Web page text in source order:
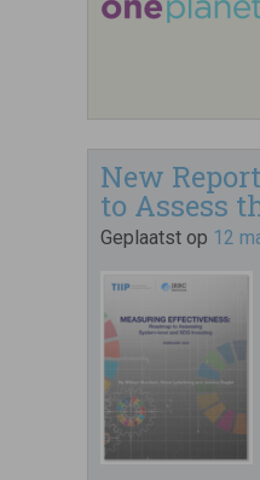
New
to Assess
Geplaatst op 12